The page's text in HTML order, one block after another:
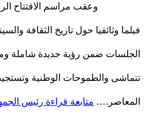
وعقب مراسم الافتتاح
فيلما وثائقيا حول تاريخ الثقافة
الجلسات ضمن رؤية جديدة شاملة
تتماشى والطموحات الوطنية
المعاصر.… متابعة قراءة رئيس